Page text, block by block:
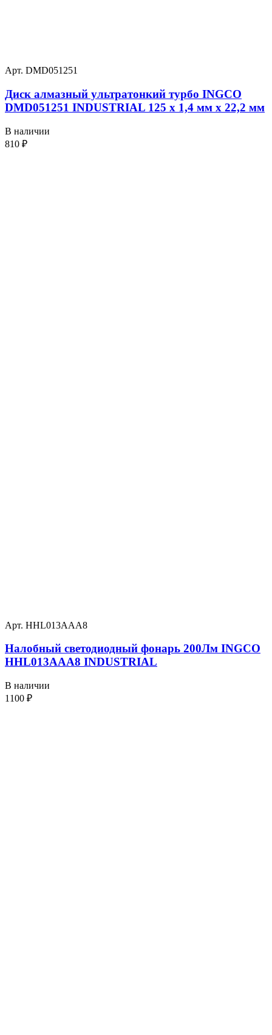
Арт. DMD051251
Диск алмазный ультратонкий турбо INGCO
DMD051251 INDUSTRIAL 125 х 1,4 мм x 22,2 мм
В наличии
810 ₽
Арт. HHL013AAA8
Налобный светодиодный фонарь 200Лм INGCO
HHL013AAA8 INDUSTRIAL
В наличии
1100 ₽